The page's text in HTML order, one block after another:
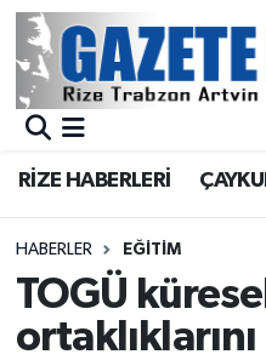
RİZE HABERLERİ
HABERLER EĞİTİM
TOGÜ
BÖLGEMİZ
Asayiş
Rize Jandarma
Bilim Teknoloji
Merkez Nöbetçi
Merkez Trafik
Süper Lig Puan
Tüm Manşetler